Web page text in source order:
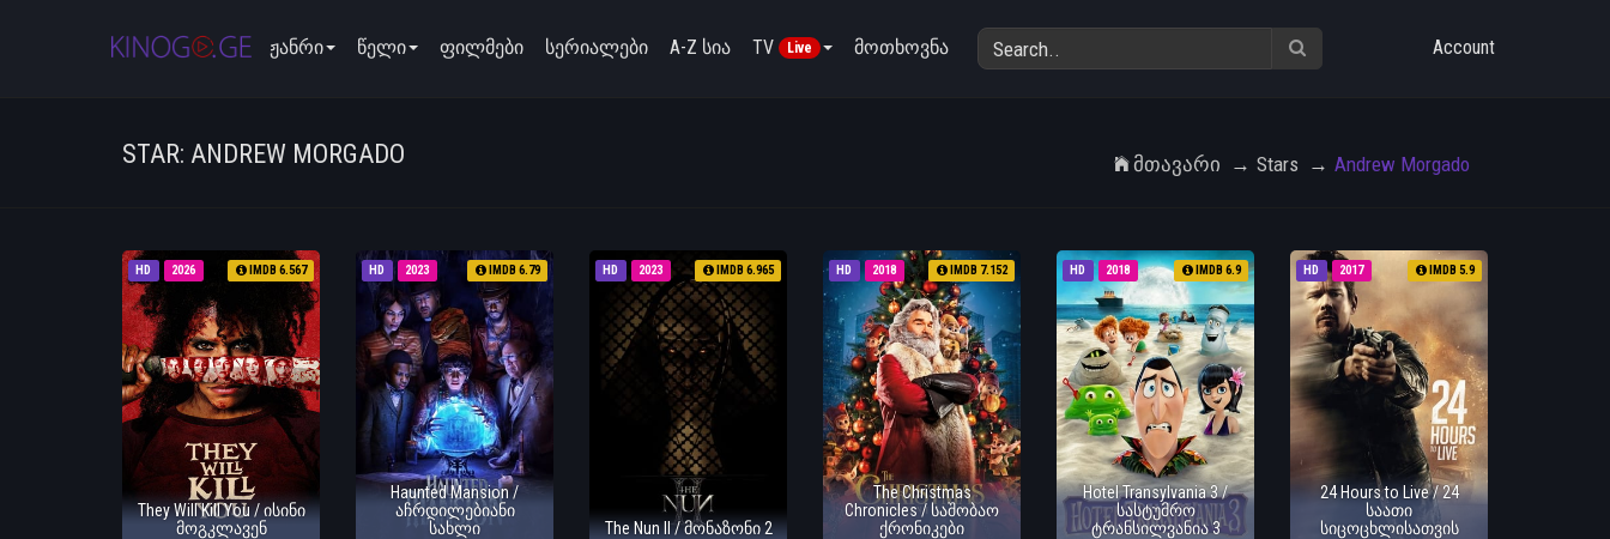
ჟანრი წელი ფილმები სერიალები A-Z სია TV Live მოთხოვნა Account
STAR: ANDREW MORGADO Მთავარი Stars Andrew Morgado
HD 2026 IMDB 6.567
They Will Kill You / ისინი
მოგკლავენ
HD 2023 IMDB 6.79
Haunted Mansion /
აჩრდილებიანი
სახლი
HD 2023 IMDB 6.965
The Nun II / მონაზონი 2
HD 2018 IMDB 7.152
The Christmas
Chronicles / საშობაო
ქრონიკები
HD 2018 IMDB 6.9
Hotel Transylvania 3 /
სასტუმრო
ტრანსილვანია 3
HD 2017 IMDB 5.9
24 Hours to Live / 24
საათი
სიცოცხლისათვის